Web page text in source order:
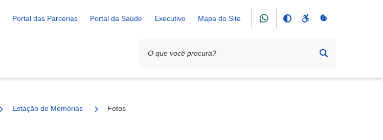
Portal das Parcerias Portal da Saúde Executivo Mapa do Site
Estação de Memórias Fotos